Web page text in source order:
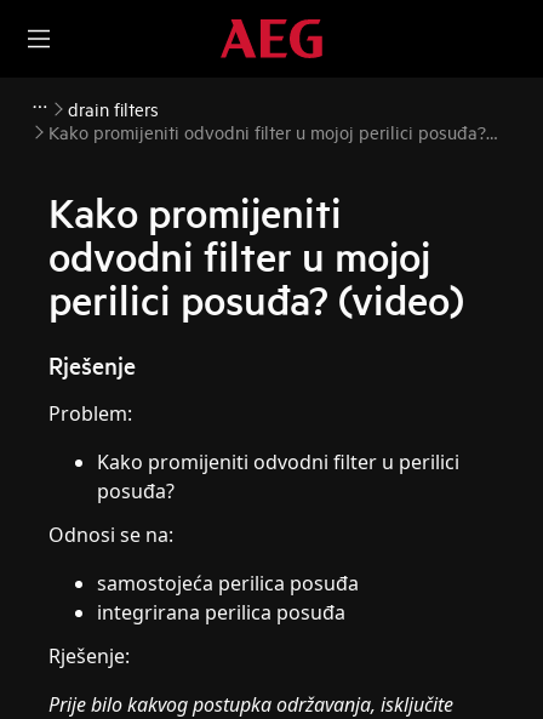
drain filters
Kako promijeniti odvodni filter u mojoj perilici posuđa?
Kako promijeniti
odvodni filter u mojoj
perilici posuđa? (video)
Rješenje
Problem:
Kako promijeniti odvodni filter u perilici
posuđa?
Odnosi se na:
samostojeća perilica posuđa
integrirana perilica posuđa
Rješenje:
Prije bilo kakvog postupka održavanja, isključite